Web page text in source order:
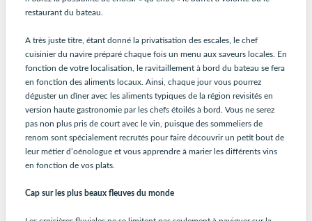
restaurant du bateau.
A très juste titre, étant donné la privatisation des escales, le chef
cuisinier du navire préparé chaque fois un menu aux saveurs locales. En
fonction de votre localisation, le ravitaillement à bord du bateau se fera
en fonction des aliments locaux. Ainsi, chaque jour vous pourrez
déguster un dîner avec les aliments typiques de la région revisités en
version haute gastronomie par les chefs étoilés à bord. Vous ne serez
pas non plus pris de court avec le vin, puisque des sommeliers de
renom sont spécialement recrutés pour faire découvrir un petit bout de
leur métier d’oénologue et vous apprendre à marier les différents vins
en fonction de vos plats.
Cap sur les plus beaux fleuves du monde